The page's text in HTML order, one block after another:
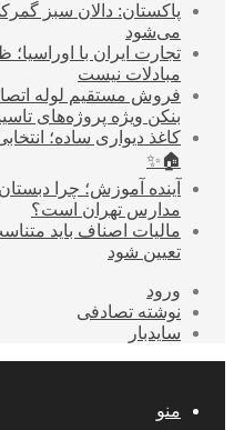
پاکستان: دالان سبز
می‌شود
تجارت ایران با
مبادلات نیست
فروش مستقیم لوله
بنکن ویژه پروژه‌های
کاغذ دیواری ساده؛
🏠✨
آینده آموزش؛ چرا
مدارس تهران است؟
مالیات اصناف باید
تعیین شود
ورود
نوشته تصادفی
سایدبار
منو